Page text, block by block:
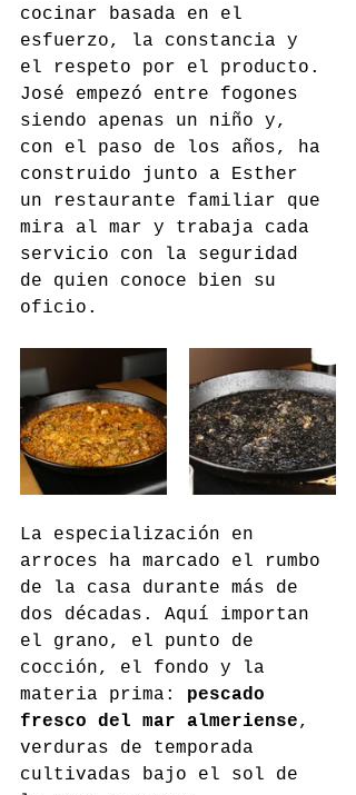
cocinar basada en el
esfuerzo, la constancia y
el respeto por el producto.
José empezó entre fogones
siendo apenas un niño y,
con el paso de los años, ha
construido junto a Esther
un restaurante familiar que
mira al mar y trabaja cada
servicio con la seguridad
de quien conoce bien su
oficio.
La especialización en
arroces ha marcado el rumbo
de la casa durante más de
dos décadas. Aquí importan
el grano, el punto de
cocción, el fondo y la
materia prima: pescado
fresco del mar almeriense,
verduras de temporada
cultivadas bajo el sol de